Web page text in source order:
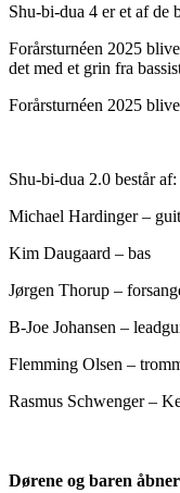
Shu-bi-dua 4 er et af de
Forårsturnéen 2025
det med et grin fra
Forårsturnéen 2025
Shu-bi-dua 2.0 består af:
Michael Hardinger –
Kim Daugaard – bas
Jørgen Thorup –
B-Joe Johansen –
Flemming Olsen –
Rasmus Schwenger –
Dørene og baren